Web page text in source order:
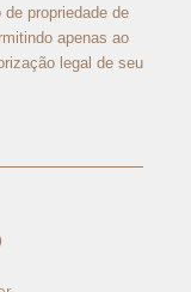
propriedade de
apenas ao
legal de seu